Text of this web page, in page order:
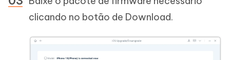
clicando no botão de Download.